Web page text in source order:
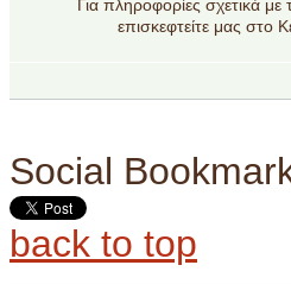
Για πληροφορίες σχετικά με
επισκεφτείτε μας στο
Social
back to top